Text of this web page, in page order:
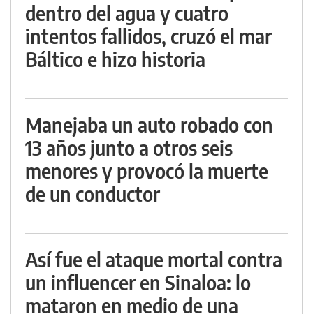
dentro del agua y cuatro
intentos fallidos, cruzó el mar
Báltico e hizo historia
Manejaba un auto robado con
13 años junto a otros seis
menores y provocó la muerte
de un conductor
Así fue el ataque mortal contra
un influencer en Sinaloa: lo
mataron en medio de una